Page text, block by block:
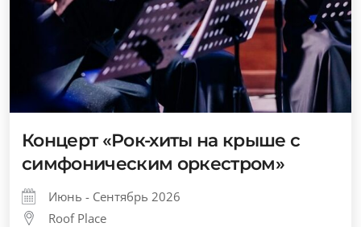
Концерт «Рок-хиты на крыше с
симфоническим оркестром»
Июнь - Сентябрь 2026
Roof Place